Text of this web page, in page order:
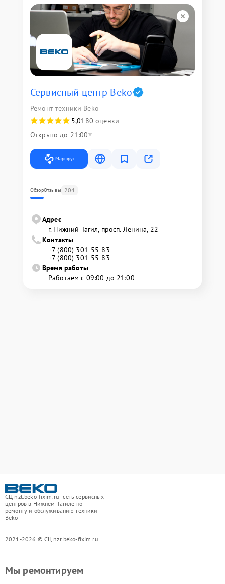
Сервисный центр Beko
Ремонт техники Beko
5,0180 оценки
Открыто до 21:00
Маршрут
ОбзорОтзывы 204
Адрес
г. Нижний Тагил, просп. Ленина, 22
Контакты
+7 (800) 301-55-83
+7 (800) 301-55-83
Время работы
Работаем с 09:00 до 21:00
СЦ nzt.beko-fixim.ru - сеть сервисных
центров в Нижнем Тагиле по
ремонту и обслуживанию техники
Beko
2021-2026 © СЦ nzt.beko-fixim.ru
Мы ремонтируем